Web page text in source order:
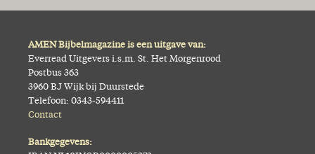
AMEN Bijbelmagazine is een uitgave van:
Everread Uitgevers i.s.m. St. Het Morgenrood
Postbus 363
3960 BJ Wijk bij Duurstede
Telefoon: 0343-594411
Contact
Bankgegevens: